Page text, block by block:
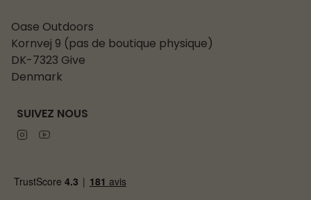
Oase Outdoors
Kornvej 9 (pas de boutique physique)
DK-7323 Give
Denmark
SUIVEZ NOUS
Instagram
Youtube